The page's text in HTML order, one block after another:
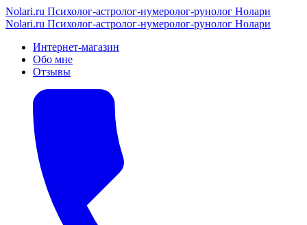
Nolari.ru Психолог-астролог-нумеролог-рунолог Нолари
Nolari.ru Психолог-астролог-нумеролог-рунолог Нолари
Интернет-магазин
Обо мне
Отзывы